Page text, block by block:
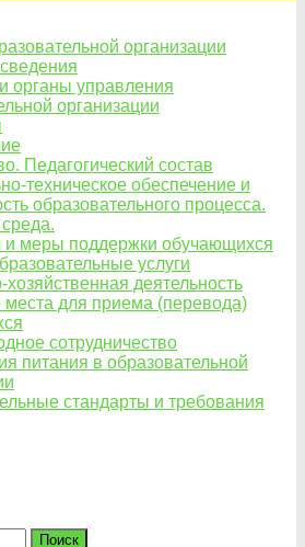
организации
органы управления
организации
Педагогический состав
техническое обеспечение и
образовательного процесса.
и меры поддержки обучающихся
услуги
деятельность
места для приема (перевода)
сотрудничество
питания в образовательной
стандарты и требования